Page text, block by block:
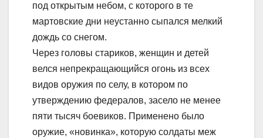
под открытым небом, с которого в те
мартовские дни неустанно сыпался мелкий
дождь со снегом.
Через головы стариков, женщин и детей
велся непрекращающийся огонь из всех
видов оружия по селу, в котором по
утверждению федералов, засело не менее
пяти тысяч боевиков. Применено было
оружие, «новинка», которую солдаты меж